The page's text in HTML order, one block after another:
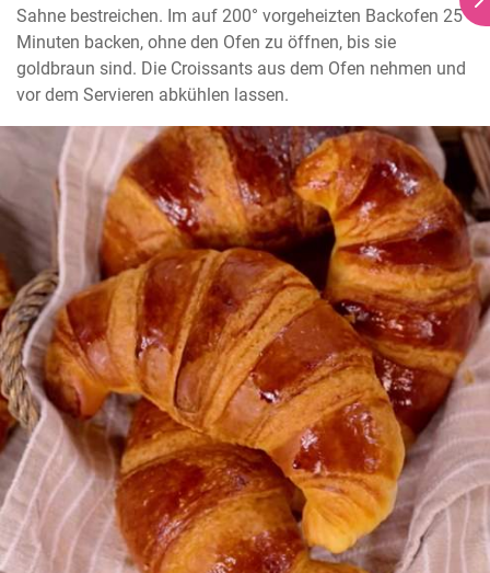
Sahne bestreichen. Im auf 200° vorgeheizten Backofen 25
Minuten backen, ohne den Ofen zu öffnen, bis sie
goldbraun sind. Die Croissants aus dem Ofen nehmen und
vor dem Servieren abkühlen lassen.